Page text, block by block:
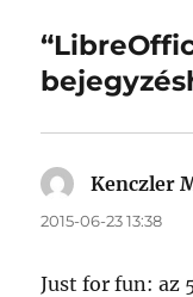
Kenczler
2015-06-23 13:38
Just for fun: az